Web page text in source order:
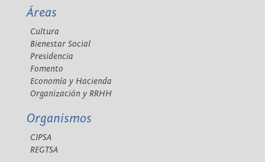
Áreas
Cultura
Bienestar Social
Presidencia
Fomento
Economía y Hacienda
Organización y RRHH
Organismos
CIPSA
REGTSA